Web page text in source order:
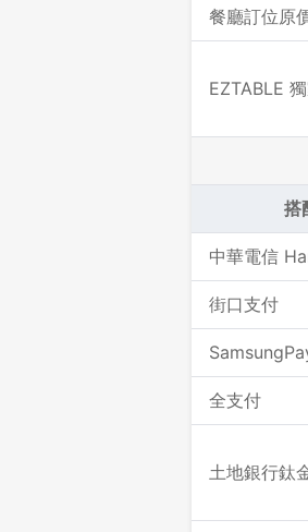
餐廳訂位原
EZTABLE
搭
中華電信
街口支付
全支付
土地銀行鈦